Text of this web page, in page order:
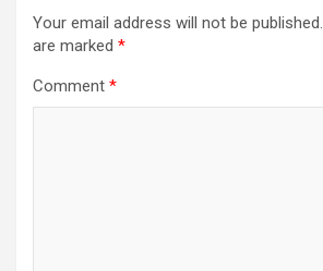
Your email address will not be published.
are marked *
Comment *